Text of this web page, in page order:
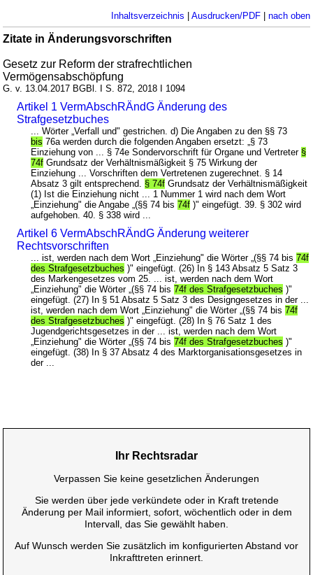
Inhaltsverzeichnis | Ausdrucken/PDF| nach oben
Zitate in Änderungsvorschriften
Gesetz zur Reform der strafrechtlichen
Vermögensabschöpfung
G. v. 13.04.2017 BGBl. I S. 872, 2018 I 1094
Artikel 1 VermAbschRÄndG Änderung des
Strafgesetzbuches
... Wörter „Verfall und" gestrichen. d) Die Angaben zu den §§ 73
bis 76a werden durch die folgenden Angaben ersetzt: „§ 73
Einziehung von ... § 74e Sondervorschrift für Organe und Vertreter §
74f Grundsatz der Verhältnismäßigkeit § 75 Wirkung der
Einziehung ... Vorschriften dem Vertretenen zugerechnet. § 14
Absatz 3 gilt entsprechend. § 74f Grundsatz der Verhältnismäßigkeit
(1) Ist die Einziehung nicht ... 1 Nummer 1 wird nach dem Wort
„Einziehung" die Angabe „(§§ 74 bis74f )" eingefügt. 39. § 302 wird
aufgehoben. 40. § 338 wird ...
Artikel 6 VermAbschRÄndG Änderung weiterer
Rechtsvorschriften
... ist, werden nach dem Wort „Einziehung" die Wörter „(§§ 74 bis74f
des Strafgesetzbuches )" eingefügt. (26) In § 143 Absatz 5 Satz 3
des Markengesetzes vom 25. ... ist, werden nach dem Wort
„Einziehung" die Wörter „(§§ 74 bis74f des Strafgesetzbuches )"
eingefügt. (27) In § 51 Absatz 5 Satz 3 des Designgesetzes in der ...
ist, werden nach dem Wort „Einziehung" die Wörter „(§§ 74 bis74f
des Strafgesetzbuches )" eingefügt. (28) In § 76 Satz 1 des
Jugendgerichtsgesetzes in der ... ist, werden nach dem Wort
„Einziehung" die Wörter „(§§ 74 bis74f des Strafgesetzbuches )"
eingefügt. (38) In § 37 Absatz 4 des Marktorganisationsgesetzes in
der ...
Ihr Rechtsradar
Verpassen Sie keine gesetzlichen Änderungen
Sie werden über jede verkündete oder in Kraft tretende
Änderung per Mail informiert, sofort, wöchentlich oder in dem
Intervall, das Sie gewählt haben.
Auf Wunsch werden Sie zusätzlich im konfigurierten Abstand vor
Inkrafttreten erinnert.